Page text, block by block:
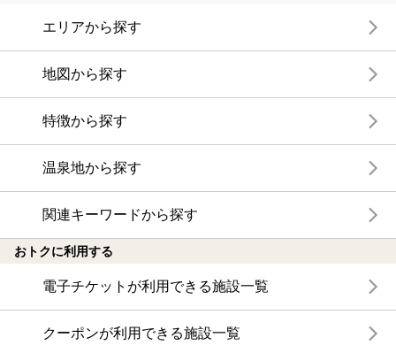
エリアから探す
地図から探す
特徴から探す
温泉地から探す
関連キーワードから探す
おトクに利用する
電子チケットが利用できる施設一覧
クーポンが利用できる施設一覧